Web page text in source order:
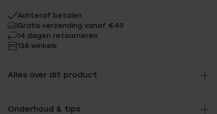
Achteraf betalen
Gratis verzending vanaf €49
14 dagen retourneren
138 winkels
Alles over dit product
Onderhoud & tips